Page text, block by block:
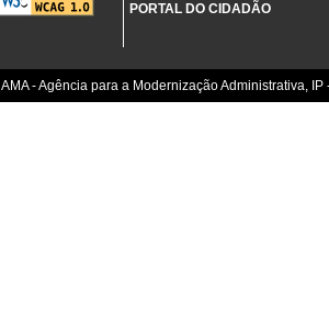
PORTAL DO CIDADÃO
AMA - Agência para a Modernização Administrativa,